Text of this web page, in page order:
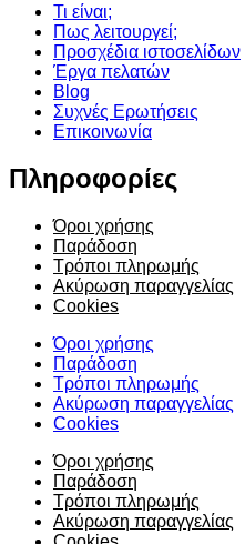
Τι είναι;
Πως λειτουργεί;
Προσχέδια ιστοσελίδων
Έργα πελατών
Blog
Συχνές Ερωτήσεις
Επικοινωνία
Πληροφορίες
Όροι χρήσης
Παράδοση
Τρόποι πληρωμής
Ακύρωση παραγγελίας
Cookies
Όροι χρήσης
Παράδοση
Τρόποι πληρωμής
Ακύρωση παραγγελίας
Cookies
Όροι χρήσης
Παράδοση
Τρόποι πληρωμής
Ακύρωση παραγγελίας